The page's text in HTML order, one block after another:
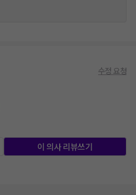
수정 요청
이 의사 리뷰쓰기